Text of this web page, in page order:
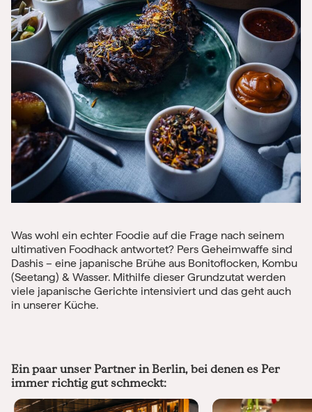
Was wohl ein echter Foodie auf die Frage nach seinem
ultimativen Foodhack antwortet? Pers Geheimwaffe sind
Dashis – eine japanische Brühe aus Bonitoflocken, Kombu
(Seetang) & Wasser. Mithilfe dieser Grundzutat werden
viele japanische Gerichte intensiviert und das geht auch
in unserer Küche.
Ein paar unser Partner in Berlin, bei denen es Per
immer richtig gut schmeckt: